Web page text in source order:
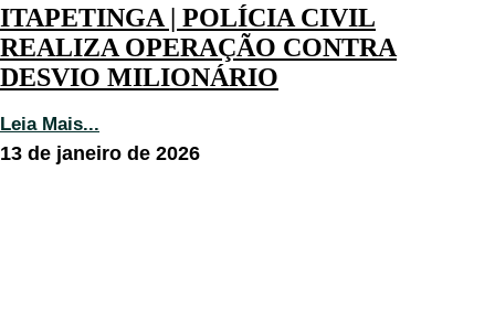
ITAPETINGA | POLÍCIA CIVIL
REALIZA OPERAÇÃO CONTRA
DESVIO MILIONÁRIO
Leia Mais...
13 de janeiro de 2026